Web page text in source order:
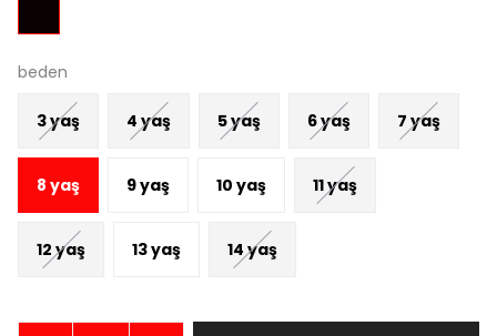
beden
3 yaş 4 yaş 5 yaş 6 yaş 7 yaş
8 yaş 9 yaş 10 yaş 11 yaş
12 yaş 13 yaş 14 yaş